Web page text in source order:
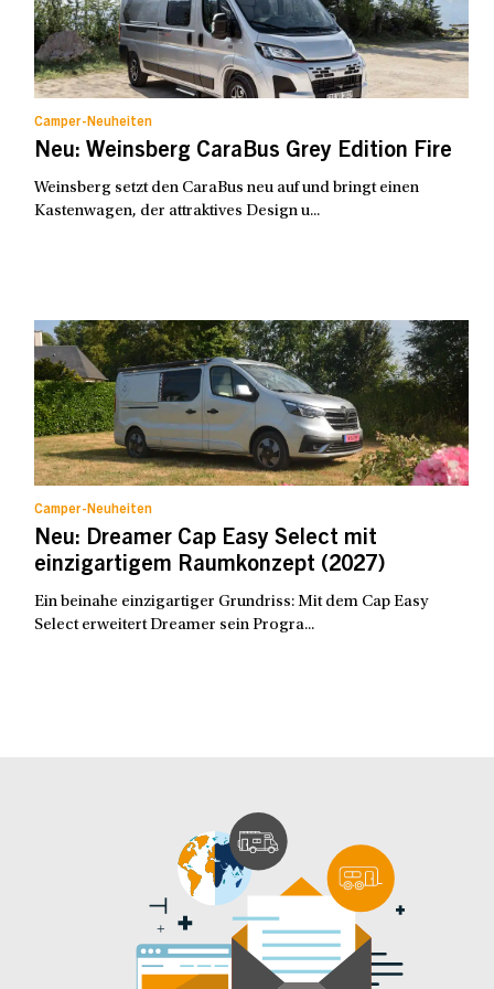
Camper-Neuheiten
Neu: Weinsberg CaraBus Grey Edition Fire
Weinsberg setzt den CaraBus neu auf und bringt einen
Kastenwagen, der attraktives Design u...
Camper-Neuheiten
Neu: Dreamer Cap Easy Select mit
einzigartigem Raumkonzept (2027)
Ein beinahe einzigartiger Grundriss: Mit dem Cap Easy
Select erweitert Dreamer sein Progra...